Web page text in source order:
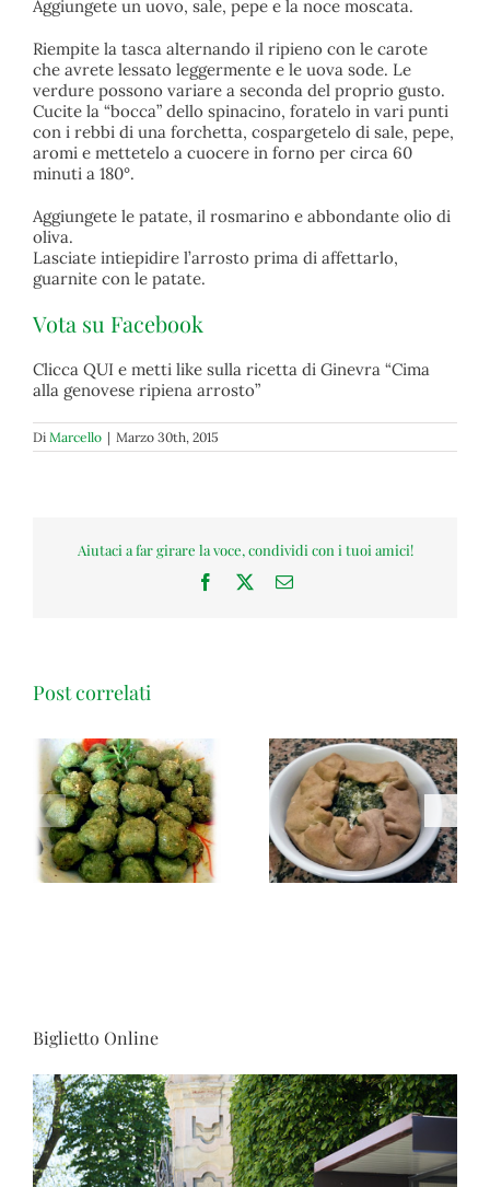
Aggiungete un uovo, sale, pepe e la noce moscata.
Riempite la tasca alternando il ripieno con le carote
che avrete lessato leggermente e le uova sode. Le
verdure possono variare a seconda del proprio gusto.
Cucite la “bocca” dello spinacino, foratelo in vari punti
con i rebbi di una forchetta, cospargetelo di sale, pepe,
aromi e mettetelo a cuocere in forno per circa 60
minuti a 180°.
Aggiungete le patate, il rosmarino e abbondante olio di
oliva.
Lasciate intiepidire l’arrosto prima di affettarlo,
guarnite con le patate.
Vota su Facebook
Clicca QUI e metti like sulla ricetta di Ginevra “Cima
alla genovese ripiena arrosto”
Di Marcello | Marzo 30th, 2015
Aiutaci a far girare la voce, condividi con i tuoi amici!
Facebook Email
Post correlati
Biglietto Online